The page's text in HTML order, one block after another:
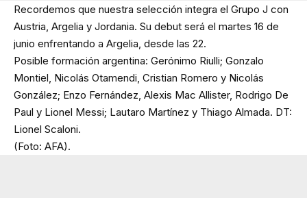
Recordemos que nuestra selección integra el Grupo J con
Austria, Argelia y Jordania. Su debut será el martes 16 de
junio enfrentando a Argelia, desde las 22.
Posible formación argentina: Gerónimo Riulli; Gonzalo
Montiel, Nicolás Otamendi, Cristian Romero y Nicolás
González; Enzo Fernández, Alexis Mac Allister, Rodrigo De
Paul y Lionel Messi; Lautaro Martínez y Thiago Almada. DT:
Lionel Scaloni.
(Foto: AFA).